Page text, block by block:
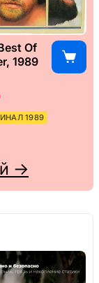
Of
1989
1989
→